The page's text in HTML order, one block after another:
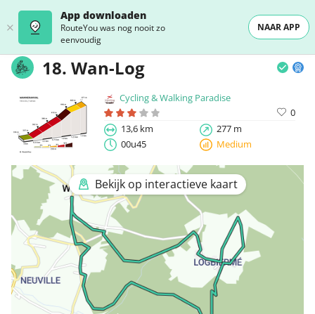
App downloaden
RouteYou was nog nooit zo
eenvoudig
NAAR APP
18. Wan-Log
Cycling & Walking Paradise
0
13,6 km
277 m
00u45
Medium
Bekijk op interactieve kaart